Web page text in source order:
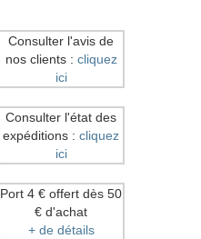
Consulter l'avis de
nos clients : cliquez
ici
Consulter l'état des
expéditions : cliquez
ici
Port 4 € offert dès 50
€ d'achat
+ de détails